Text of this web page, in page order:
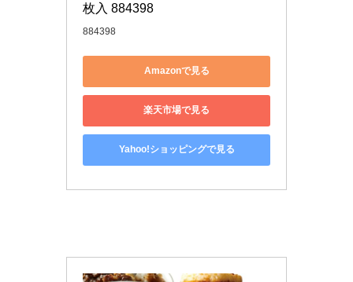
枚入 884398
884398
Amazonで見る
楽天市場で見る
Yahoo!ショッピングで見る